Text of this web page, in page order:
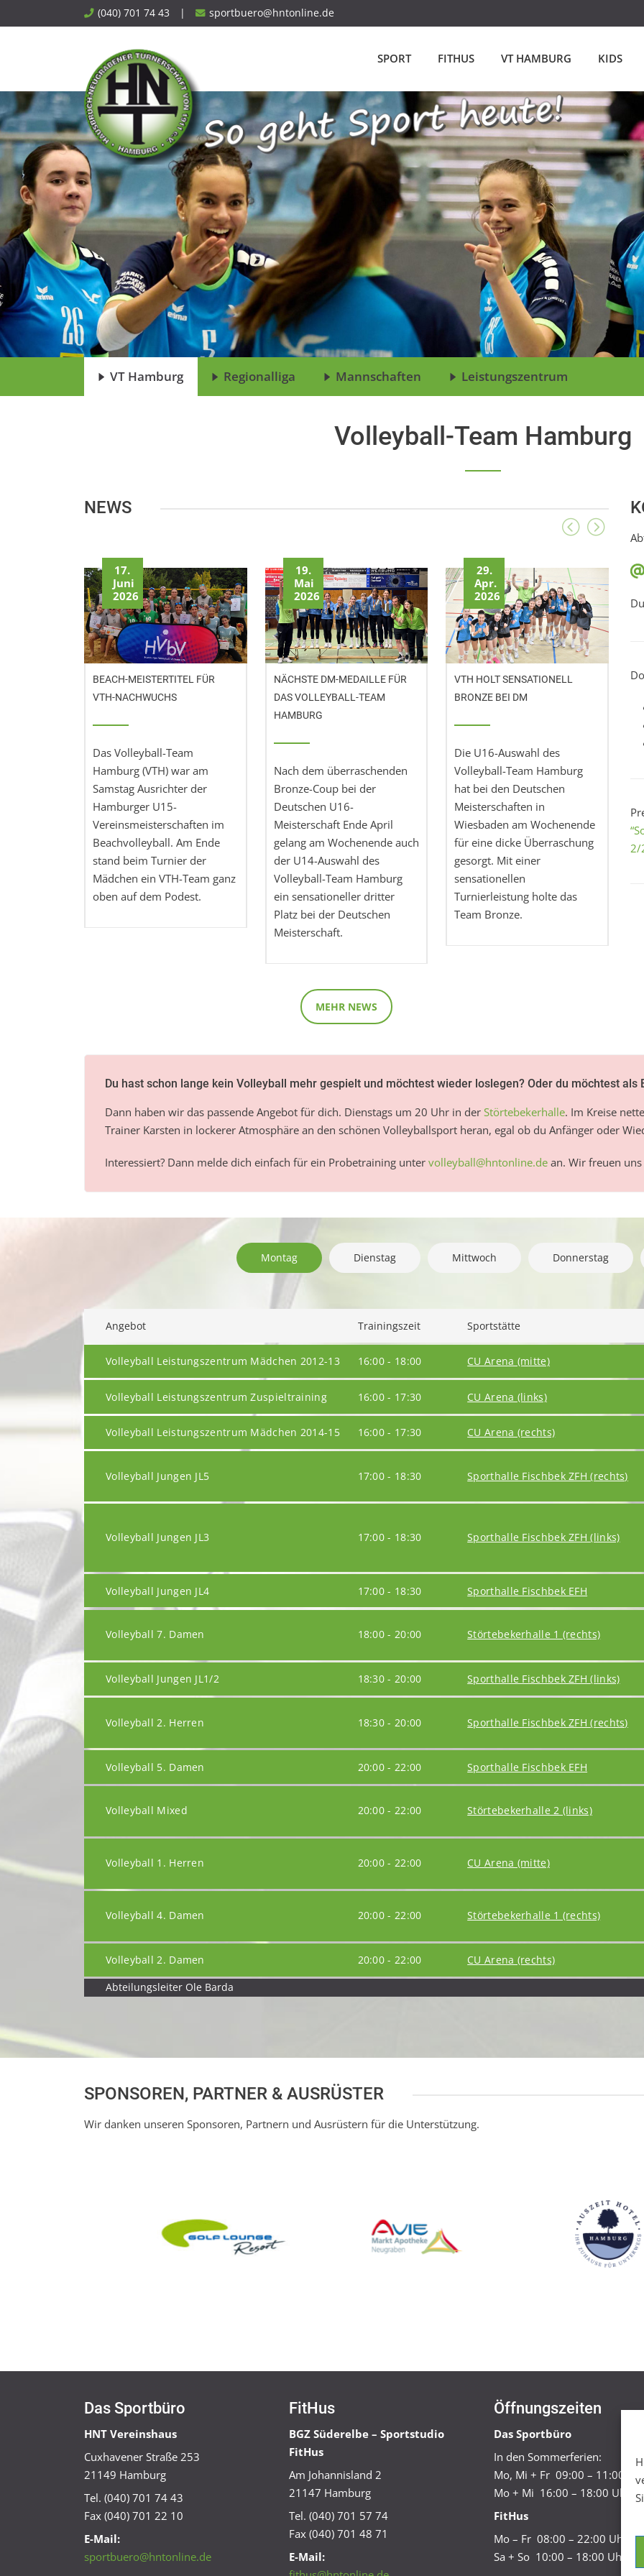
to
(040) 701 74 43 | sportbuero@hntonline.de
SPORT FITHUS VT HAMBURG KIDS
VT Hamburg Regionalliga Mannschaften Leistungszentrum
Volleyball-Team Hamburg
NEWS
17.
Juni
2026
BEACH-MEISTERTITEL FÜR
VTH-NACHWUCHS
Das Volleyball-Team
Hamburg (VTH) war am
Samstag Ausrichter der
Hamburger U15-
Vereinsmeisterschaften im
Beachvolleyball. Am Ende
stand beim Turnier der
Mädchen ein VTH-Team ganz
oben auf dem Podest.
19.
Mai
2026
NÄCHSTE DM-MEDAILLE FÜR
DAS VOLLEYBALL-TEAM
HAMBURG
Nach dem überraschenden
Bronze-Coup bei der
Deutschen U16-
Meisterschaft Ende April
gelang am Wochenende auch
der U14-Auswahl des
Volleyball-Team Hamburg
ein sensationeller dritter
Platz bei der Deutschen
Meisterschaft.
29.
Apr.
2026
VTH HOLT SENSATIONELL
BRONZE BEI DM
Die U16-Auswahl des
Volleyball-Team Hamburg
hat bei den Deutschen
Meisterschaften in
Wiesbaden am Wochenende
für eine dicke Überraschung
gesorgt. Mit einer
sensationellen
Turnierleistung holte das
Team Bronze.
MEHR NEWS
2/
Du hast schon lange kein Volleyball mehr gespielt und möchtest wieder loslegen? Oder du möchtest
Dann haben wir das passende Angebot für dich. Dienstags um 20 Uhr in der Störtebekerhalle. Im Kreise
Trainer Karsten in lockerer Atmosphäre an den schönen Volleyballsport heran, egal ob du Anfänger oder
Interessiert? Dann melde dich einfach für ein Probetraining unter volleyball@hntonline.de an. Wir freuen
Montag Dienstag Mittwoch Donnerstag
Angebot Trainingszeit Sportstätte
Volleyball Leistungszentrum Mädchen 2012-13 16:00 - 18:00 CU Arena (mitte)
Volleyball Leistungszentrum Zuspieltraining 16:00 - 17:30 CU Arena (links)
Volleyball Leistungszentrum Mädchen 2014-15 16:00 - 17:30 CU Arena (rechts)
Volleyball Jungen JL5 17:00 - 18:30 Sporthalle Fischbek ZFH (rechts)
Volleyball Jungen JL3 17:00 - 18:30 Sporthalle Fischbek ZFH (links)
Volleyball Jungen JL4 17:00 - 18:30 Sporthalle Fischbek EFH
Volleyball 7. Damen 18:00 - 20:00 Störtebekerhalle 1 (rechts)
Volleyball Jungen JL1/2 18:30 - 20:00 Sporthalle Fischbek ZFH (links)
Volleyball 2. Herren 18:30 - 20:00 Sporthalle Fischbek ZFH (rechts)
Volleyball 5. Damen 20:00 - 22:00 Sporthalle Fischbek EFH
Volleyball Mixed 20:00 - 22:00 Störtebekerhalle 2 (links)
Volleyball 1. Herren 20:00 - 22:00 CU Arena (mitte)
Volleyball 4. Damen 20:00 - 22:00 Störtebekerhalle 1 (rechts)
Volleyball 2. Damen 20:00 - 22:00 CU Arena (rechts)
Abteilungsleiter Ole Barda
SPONSOREN, PARTNER & AUSRÜSTER
Wir danken unseren Sponsoren, Partnern und Ausrüstern für die Unterstützung.
Das Sportbüro
HNT Vereinshaus
Cuxhavener Straße 253
21149 Hamburg
Tel. (040) 701 74 43
Fax (040) 701 22 10
E-Mail:
sportbuero@hntonline.de
FitHus
BGZ Süderelbe – Sportstudio
FitHus
Am Johannisland 2
21147 Hamburg
Tel. (040) 701 57 74
Fax (040) 701 48 71
E-Mail:
Öffnungszeiten
Das Sportbüro
In den Sommerferien:
Mo, Mi + Fr 09:00 – 11:00
Mo + Mi 16:00 – 18:00 Uhr
FitHus
Mo – Fr 08:00 – 22:00 Uhr
Sa + So 10:00 – 18:00 Uhr